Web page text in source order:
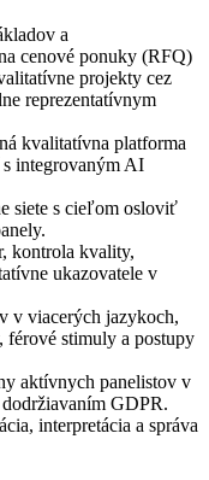
a
cenové ponuky (RFQ)
projekty cez
reprezentatívnym
kvalitatívna platforma
s integrovaným AI
siete s cieľom osloviť
kontrola kvality,
ukazovatele v
v viacerých jazykoch,
férové stimuly a postupy
aktívnych panelistov v
GDPR.
interpretácia a správa